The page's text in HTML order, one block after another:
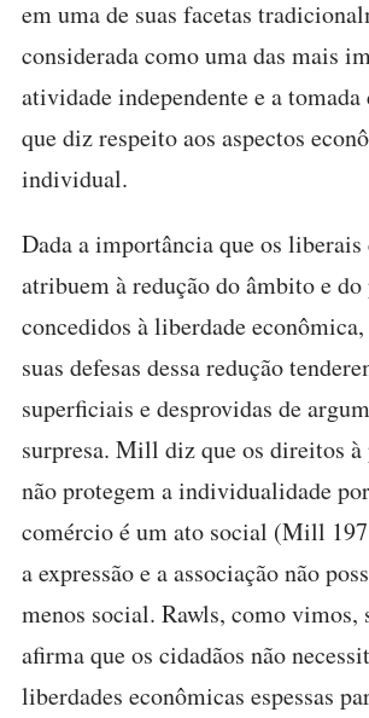
em uma de suas facetas
considerada como uma das mais
atividade independente e a tomada
que diz respeito aos aspectos
individual.
Dada a importância que os liberais
atribuem à redução do âmbito e do
concedidos à liberdade
suas defesas dessa redução
superficiais e desprovidas de
surpresa. Mill diz que os direitos à
não protegem a individualidade
comércio é um ato social (Mill
a expressão e a associação não
menos social. Rawls, como vimos,
afirma que os cidadãos não
liberdades econômicas espessas